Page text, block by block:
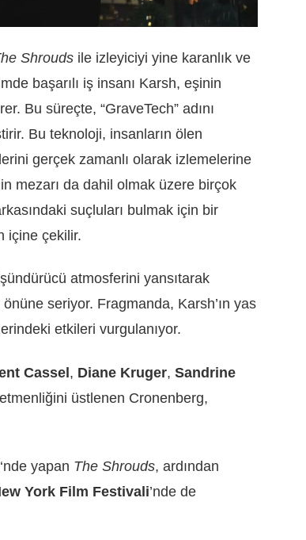
Shrouds ile izleyiciyi yine karanlık ve
başarılı iş insanı Karsh, eşinin
Bu süreçte, “GraveTech” adını
Bu teknoloji, insanların ölen
gerçek zamanlı olarak izlemelerine
mezarı da dahil olmak üzere birçok
suçluları bulmak için bir
içine çekilir.
atmosferini yansıtarak
seriyor. Fragmanda, Karsh’ın yas
etkileri vurgulanıyor.
Cassel, Diane Kruger, Sandrine
üstlenen Cronenberg,
‘nde yapan The Shrouds, ardından
York Film Festivali’nde de